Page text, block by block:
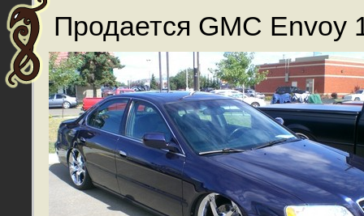
Продается GMC Envoy